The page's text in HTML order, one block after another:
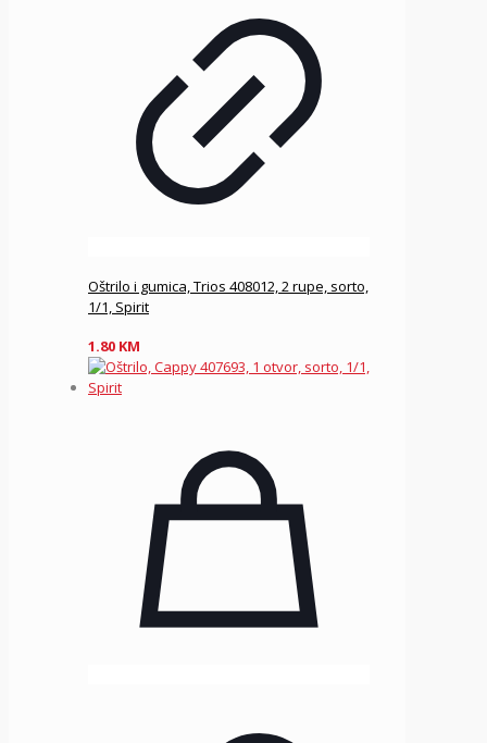
Oštrilo i gumica, Trios 408012, 2 rupe, sorto,
1/1, Spirit
1.80 KM